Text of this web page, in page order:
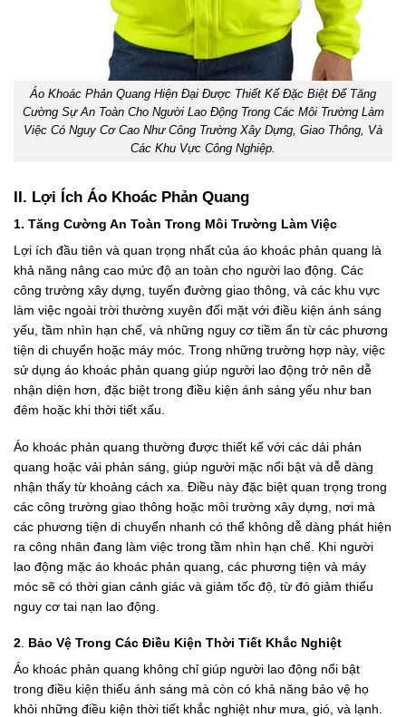
Áo Khoác Phản Quang Hiện Đại Được Thiết Kế Đặc Biệt Để Tăng
Cường Sự An Toàn Cho Người Lao Động Trong Các Môi Trường Làm
Việc Có Nguy Cơ Cao Như Công Trường Xây Dựng, Giao Thông, Và
Các Khu Vực Công Nghiệp.
II. Lợi Ích Áo Khoác Phản Quang
1. Tăng Cường An Toàn Trong Môi Trường Làm Việc
Lợi ích đầu tiên và quan trọng nhất của áo khoác phản quang là
khả năng nâng cao mức độ an toàn cho người lao động. Các
công trường xây dựng, tuyến đường giao thông, và các khu vực
làm việc ngoài trời thường xuyên đối mặt với điều kiện ánh sáng
yếu, tầm nhìn hạn chế, và những nguy cơ tiềm ẩn từ các phương
tiện di chuyển hoặc máy móc. Trong những trường hợp này, việc
sử dụng áo khoác phản quang giúp người lao động trở nên dễ
nhận diện hơn, đặc biệt trong điều kiện ánh sáng yếu như ban
đêm hoặc khi thời tiết xấu.
Áo khoác phản quang thường được thiết kế với các dải phản
quang hoặc vải phản sáng, giúp người mặc nổi bật và dễ dàng
nhận thấy từ khoảng cách xa. Điều này đặc biệt quan trọng trong
các công trường giao thông hoặc môi trường xây dựng, nơi mà
các phương tiện di chuyển nhanh có thể không dễ dàng phát hiện
ra công nhân đang làm việc trong tầm nhìn hạn chế. Khi người
lao động mặc áo khoác phản quang, các phương tiện và máy
móc sẽ có thời gian cảnh giác và giảm tốc độ, từ đó giảm thiểu
nguy cơ tai nạn lao động.
2 Bảo Vệ Trong Các Điều Kiện Thời Tiết Khắc Nghiệt
Áo khoác phản quang không chỉ giúp người lao động nổi bật
trong điều kiện thiếu ánh sáng mà còn có khả năng bảo vệ họ
khỏi những điều kiện thời tiết khắc nghiệt như mưa, gió, và lạnh.